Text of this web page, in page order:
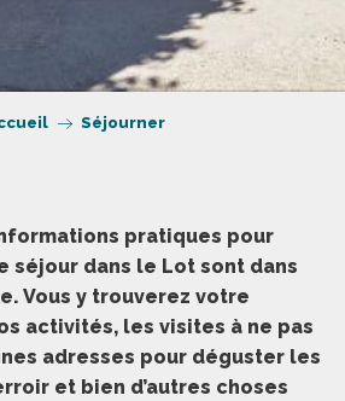
Séjourner
pratiques pour
séjour dans le Lot sont dans
Vous y trouverez votre
activités, les visites à ne pas
adresses pour déguster les
et bien d’autres choses